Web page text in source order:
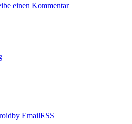
einen Kommentarzu
by EmailRSS